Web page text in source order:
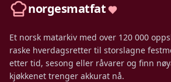
norgesmatfat
Et norsk matarkiv med over 120 000
raske hverdagsretter til storslagne
etter tid, sesong eller råvarer og finn
kjøkkenet trenger akkurat nå.